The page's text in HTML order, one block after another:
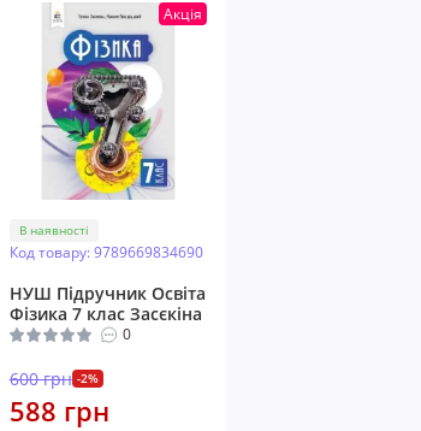
Акція
В наявності
Код товару: 9789669834690
НУШ Підручник Освіта
Фізика 7 клас Засєкіна
0
600 грн -2%
588 грн